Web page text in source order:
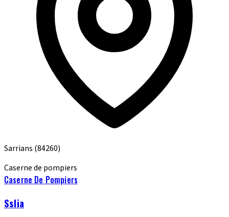
Sarrians (84260)
Caserne de pompiers
Caserne De Pompiers
Sslia